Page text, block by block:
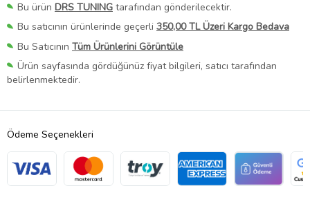
Bu ürün DRS TUNING tarafından gönderilecektir.
Bu satıcının ürünlerinde geçerli 350,00 TL Üzeri Kargo Bedava
Bu Satıcının Tüm Ürünlerini Görüntüle
Ürün sayfasında gördüğünüz fiyat bilgileri, satıcı tarafından
belirlenmektedir.
Ödeme Seçenekleri